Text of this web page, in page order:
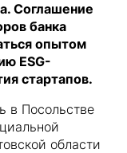
Соглашение
банка
опытом
ESG-
стартапов.
в Посольстве
области